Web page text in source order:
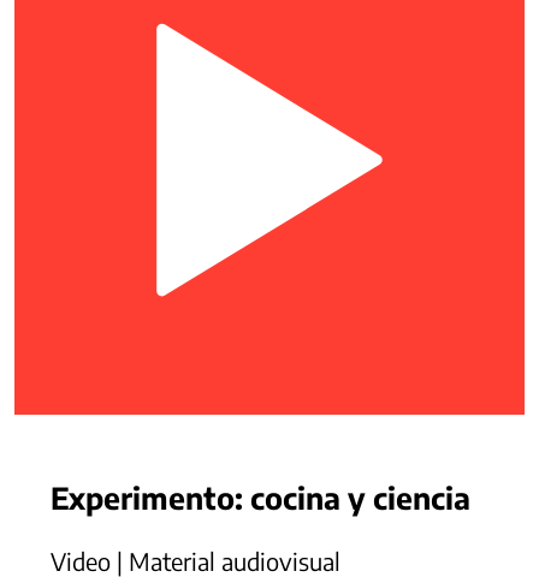
Experimento: cocina y ciencia
Video | Material audiovisual